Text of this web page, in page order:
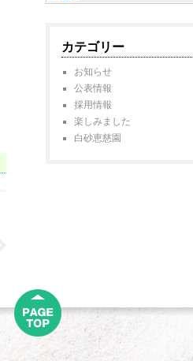
カテゴリー
お知らせ
公表情報
採用情報
楽しみました
白砂恵慈園